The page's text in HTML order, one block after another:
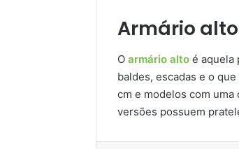
Armário alto
O armário alto é aquela
baldes, escadas e o
cm e modelos com uma
versões possuem